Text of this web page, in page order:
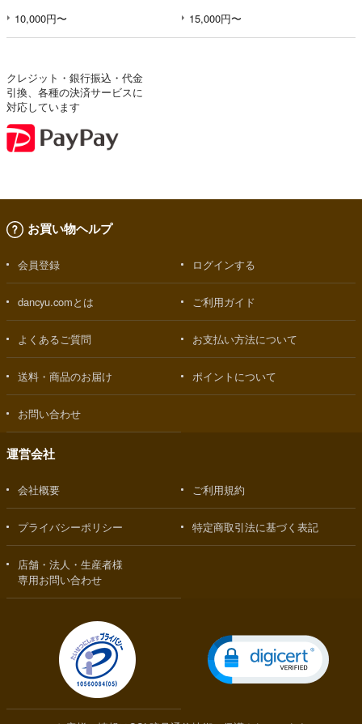
10,000円〜 15,000円〜
クレジット・銀行振込・代金
引換、各種の決済サービスに
対応しています
お買い物ヘルプ
会員登録 ログインする
dancyu.comとは ご利用ガイド
よくあるご質問 お支払い方法について
送料・商品のお届け ポイントについて
お問い合わせ
運営会社
会社概要 ご利用規約
プライバシーポリシー 特定商取引法に基づく表記
店舗・法人・生産者様
専用お問い合わせ